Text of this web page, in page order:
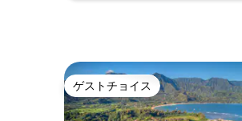
ゲストチョイス
ゲストチョイス